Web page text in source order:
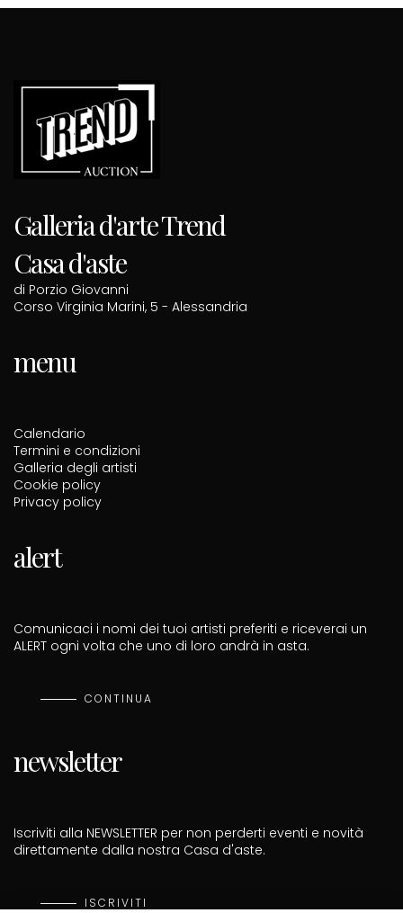
Galleria d'arte Trend
Casa d'aste
di Porzio Giovanni
Corso Virginia Marini, 5 - Alessandria
menu
Calendario
Termini e condizioni
Galleria degli artisti
Cookie policy
Privacy policy
alert
Comunicaci i nomi dei tuoi artisti preferiti e riceverai un
ALERT ogni volta che uno di loro andrà in asta.
CONTINUA
newsletter
Iscriviti alla NEWSLETTER per non perderti eventi e novità
direttamente dalla nostra Casa d'aste.
ISCRIVITI